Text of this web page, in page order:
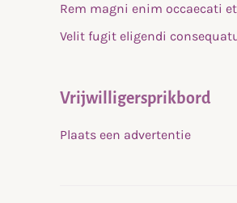
Rem magni enim occaecati et
Velit fugit eligendi
Vrijwilligersprikbord
Plaats een advertentie